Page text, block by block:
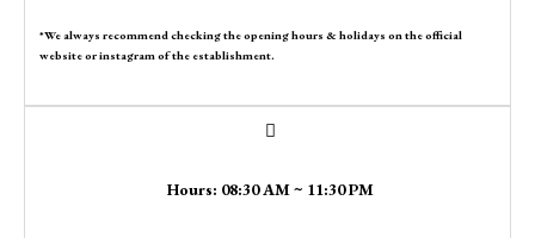
*We always recommend checking the opening hours & holidays on the official
website or instagram of the establishment.
Hours: 08:30 AM ~ 11:30 PM